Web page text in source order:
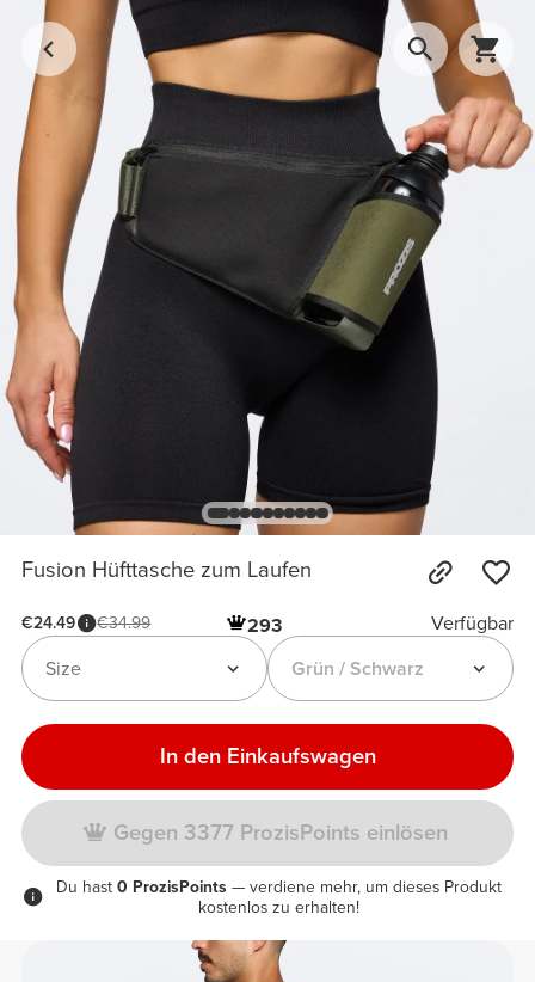
Fusion Hüfttasche zum Laufen
€24.49 €34.99 293
Verfügbar
Grün / Schwarz
Size
In den Einkaufswagen
Gegen 3377 ProzisPoints einlösen
Du hast 0 ProzisPoints — verdiene mehr, um dieses Produkt
kostenlos zu erhalten!